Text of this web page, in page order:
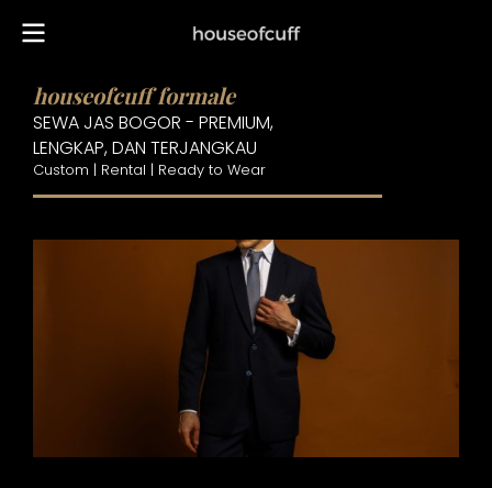
houseofcuff formale
SEWA JAS BOGOR - PREMIUM,
LENGKAP, DAN TERJANGKAU
Custom | Rental | Ready to Wear